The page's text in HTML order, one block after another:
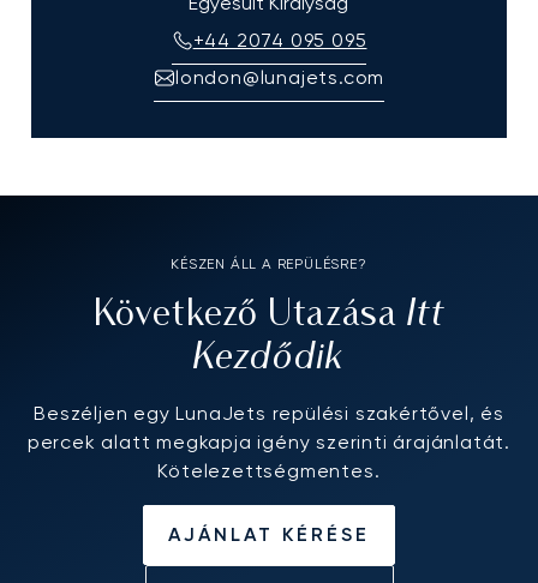
+44 2074 095 095
london@lunajets.com
KÉSZEN ÁLL A REPÜLÉSRE?
Következő Utazása Itt
Kezdődik
Beszéljen egy LunaJets repülési szakértővel, és
percek alatt megkapja igény szerinti árajánlatát.
Kötelezettségmentes.
AJÁNLAT KÉRÉSE